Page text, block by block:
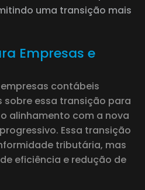
uma transição mais
Empresas e
contábeis
sobre essa transição para
alinhamento com a nova
Essa transição
tributária, mas
eficiência e redução de